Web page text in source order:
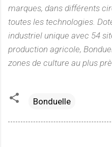
marques, dans différents
toutes les technologies.
industriel unique avec 54
production agricole,
zones de culture au plus
Bonduelle